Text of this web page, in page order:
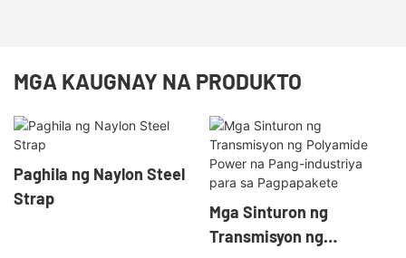
MGA KAUGNAY NA PRODUKTO
Paghila ng Naylon Steel
Strap
Mga Sinturon ng
Transmisyon ng